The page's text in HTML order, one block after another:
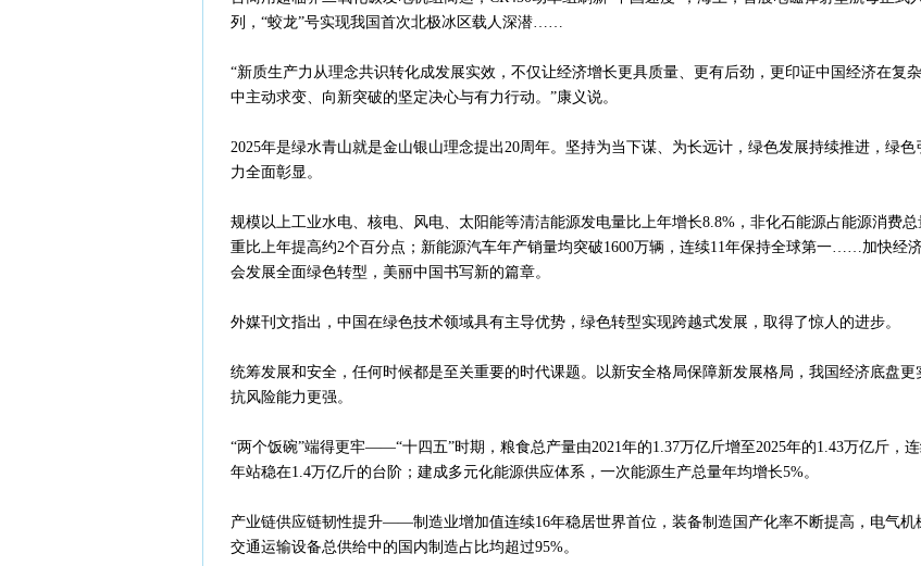
列，“蛟龙”号实现我国首次北极冰区载人深潜……
“新质生产力从理念共识转化成发展实效，不仅让经济增长更具质量、更有后劲，更印证中国经济在复
中主动求变、向新突破的坚定决心与有力行动。”康义说。
2025年是绿水青山就是金山银山理念提出20周年。坚持为当下谋、为长远计，绿色发展持续推进，绿色
力全面彰显。
规模以上工业水电、核电、风电、太阳能等清洁能源发电量比上年增长8.8%，非化石能源占能源消费总
重比上年提高约2个百分点；新能源汽车年产销量均突破1600万辆，连续11年保持全球第一……加快经
会发展全面绿色转型，美丽中国书写新的篇章。
外媒刊文指出，中国在绿色技术领域具有主导优势，绿色转型实现跨越式发展，取得了惊人的进步。
统筹发展和安全，任何时候都是至关重要的时代课题。以新安全格局保障新发展格局，我国经济底盘更
抗风险能力更强。
“两个饭碗”端得更牢——“十四五”时期，粮食总产量由2021年的1.37万亿斤增至2025年的1.43万亿斤，
年站稳在1.4万亿斤的台阶；建成多元化能源供应体系，一次能源生产总量年均增长5%。
产业链供应链韧性提升——制造业增加值连续16年稳居世界首位，装备制造国产化率不断提高，电气机
交通运输设备总供给中的国内制造占比均超过95%。